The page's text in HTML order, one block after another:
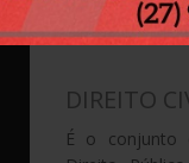
DIREITO
É o conjunto